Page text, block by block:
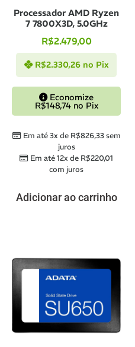
Processador AMD Ryzen
7 7800X3D, 5.0GHz
R$2.479,00
Em até 3x de R$826,33sem
juros
Em até 12x de R$220,01
com juros
R$2.330,26 no Pix
Economize
R$148,74no Pix
Adicionar ao carrinho